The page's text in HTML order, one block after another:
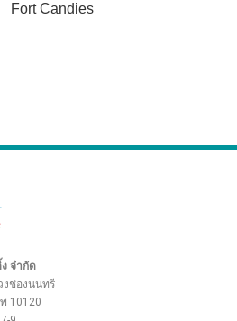
Fort Candies
จำกัด
งช่องนนทรี
10120